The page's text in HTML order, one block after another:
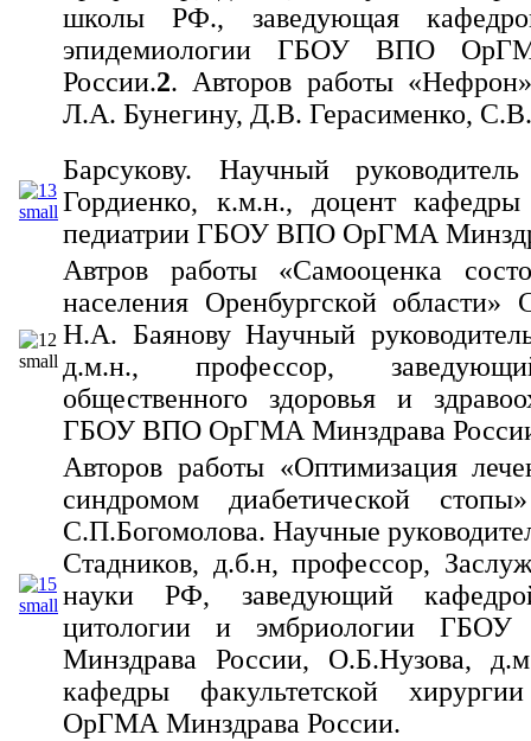
школы РФ., заведующая
эпидемиологии ГБОУ ВПО
России.2. Авторов работы
Л.А. Бунегину, Д.В. Герасименко, С.В.
Барсукову. Научный
Гордиенко, к.м.н., доцент кафедры
педиатрии ГБОУ ВПО ОрГМА
Автров работы «Самооценка
населения Оренбургской
Н.А. Баянову Научный
д.м.н., профессор,
общественного здоровья и
ГБОУ ВПО ОрГМА Минздрава
Авторов работы «Оптимизация
синдромом диабетической
С.П.Богомолова. Научные
Стадников, д.б.н, профессор,
науки РФ, заведующий
цитологии и эмбриологии
Минздрава России, О.Б.Нузова,
кафедры факультетской
ОрГМА Минздрава России.